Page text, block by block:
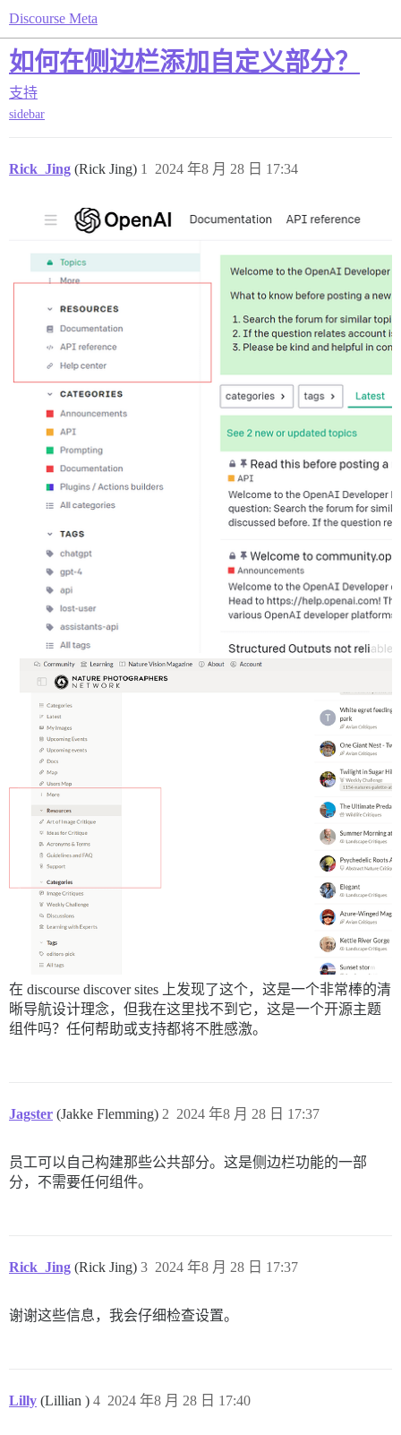
Discourse Meta
如何在侧边栏添加自定义部分？
支持
sidebar
Rick_Jing (Rick Jing) 2024 年8 月 28 日 17:34
1
在 discourse discover sites 上发现了这个，这是一个非常棒的清
晰导航设计理念，但我在这里找不到它，这是一个开源主题
组件吗？任何帮助或支持都将不胜感激。
Jagster (Jakke Flemming) 2024 年8 月 28 日 17:37
2
员工可以自己构建那些公共部分。这是侧边栏功能的一部
分，不需要任何组件。
Rick_Jing (Rick Jing) 2024 年8 月 28 日 17:37
3
谢谢这些信息，我会仔细检查设置。
Lilly (Lillian ) 2024 年8 月 28 日 17:40
4